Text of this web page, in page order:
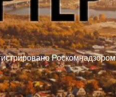
Роскомнадзором